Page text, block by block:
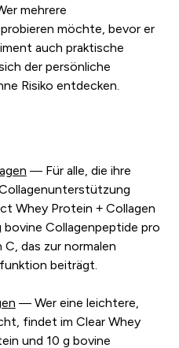
mehrere
möchte, bevor er
auch praktische
der persönliche
Risiko entdecken.
— Für alle, die ihre
Whey Protein + Collagen
Collagenpeptide pro
das zur normalen
beiträgt.
— Wer eine leichtere,
findet im Clear Whey
und 10 g bovine